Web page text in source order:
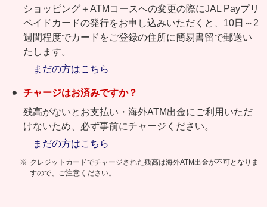
ショッピング＋ATMコースへの変更の際にJAL Payプリ
ペイドカードの発行をお申し込みいただくと、10日～2
週間程度でカードをご登録の住所に簡易書留で郵送い
たします。
まだの方はこちら
チャージはお済みですか？
残高がないとお支払い・海外ATM出金にご利用いただ
けないため、必ず事前にチャージください。
まだの方はこちら
クレジットカードでチャージされた残高は海外ATM出金が不可となりま
すので、ご注意ください。